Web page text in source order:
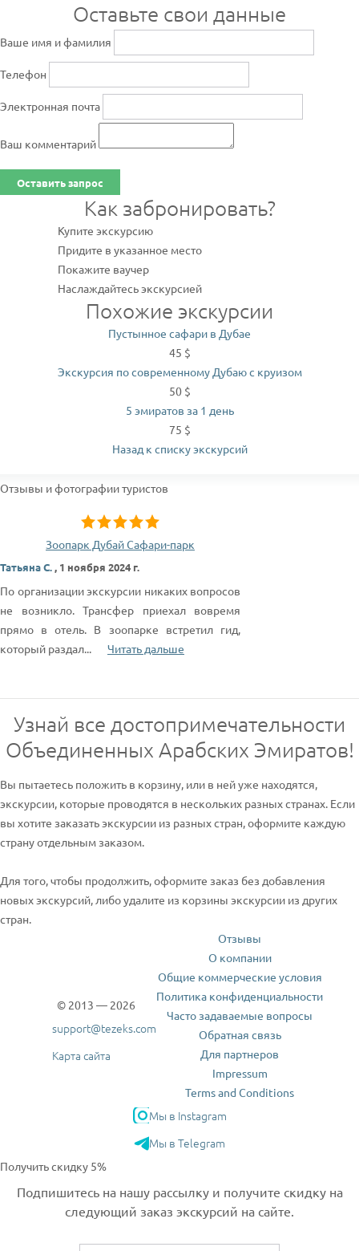
Оставьте свои данные
Ваше имя и фамилия
Телефон
Электронная почта
Ваш комментарий
Оставить запрос
Как забронировать?
Купите экскурсию
Придите в указанное место
Покажите ваучер
Наслаждайтесь экскурсией
Похожие экскурсии
Пустынное сафари в Дубае
45 $
Экскурсия по современному Дубаю с круизом
50 $
5 эмиратов за 1 день
75 $
Назад к списку экскурсий
Отзывы и фотографии туристов
Зоопарк Дубай Сафари-парк
Татьяна С., 1 ноября 2024 г.
По организации экскурсии никаких вопросов
не возникло. Трансфер приехал вовремя
прямо в отель. В зоопарке встретил гид,
который раздал... Читать дальше
Узнай все достопримечательности
Объединенных Арабских Эмиратов!
Вы пытаетесь положить в корзину, или в ней уже находятся,
экскурсии, которые проводятся в нескольких разных странах. Если
вы хотите заказать экскурсии из разных стран, оформите каждую
страну отдельным заказом.
Для того, чтобы продолжить, оформите заказ без добавления
новых экскурсий, либо удалите из корзины экскурсии из других
стран.
© 2013 — 2026
support@tezeks.com
Карта сайта
Отзывы
О компании
Общие коммерческие условия
Политика конфиденциальности
Часто задаваемые вопросы
Обратная связь
Для партнеров
Impressum
Terms and Conditions
Мы в Instagram
Мы в Telegram
Получить скидку 5%
Подпишитесь на нашу рассылку и получите скидку на
следующий заказ экскурсий на сайте.